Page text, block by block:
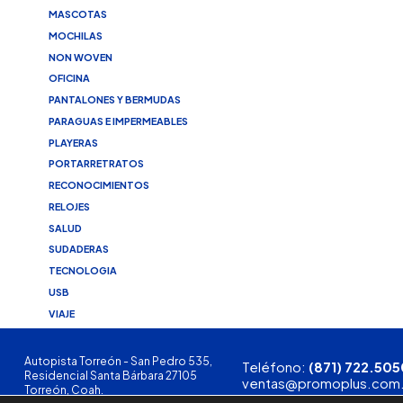
MASCOTAS
MOCHILAS
NON WOVEN
OFICINA
PANTALONES Y BERMUDAS
PARAGUAS E IMPERMEABLES
PLAYERAS
PORTARRETRATOS
RECONOCIMIENTOS
RELOJES
SALUD
SUDADERAS
TECNOLOGIA
USB
VIAJE
Autopista Torreón - San Pedro 535,
Residencial Santa Bárbara 27105
Torreón, Coah.
Teléfono: (871)